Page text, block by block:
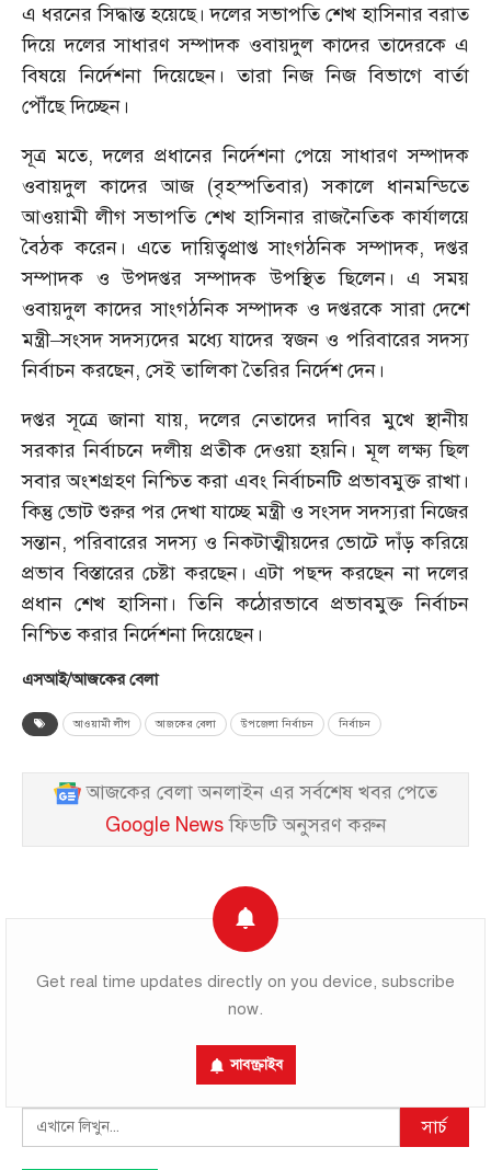
এ ধরনের সিদ্ধান্ত হয়েছে। দলের সভাপতি শেখ হাসিনার বরাত
দিয়ে দলের সাধারণ সম্পাদক ওবায়দুল কাদের তাদেরকে এ
বিষয়ে নির্দেশনা দিয়েছেন। তারা নিজ নিজ বিভাগে বার্তা
পৌঁছে দিচ্ছেন।
সূত্র মতে, দলের প্রধানের নির্দেশনা পেয়ে সাধারণ সম্পাদক
ওবায়দুল কাদের আজ (বৃহস্পতিবার) সকালে ধানমন্ডিতে
আওয়ামী লীগ সভাপতি শেখ হাসিনার রাজনৈতিক কার্যালয়ে
বৈঠক করেন। এতে দায়িত্বপ্রাপ্ত সাংগঠনিক সম্পাদক, দপ্তর
সম্পাদক ও উপদপ্তর সম্পাদক উপস্থিত ছিলেন। এ সময়
ওবায়দুল কাদের সাংগঠনিক সম্পাদক ও দপ্তরকে সারা দেশে
মন্ত্রী–সংসদ সদস্যদের মধ্যে যাদের স্বজন ও পরিবারের সদস্য
নির্বাচন করছেন, সেই তালিকা তৈরির নির্দেশ দেন।
দপ্তর সূত্রে জানা যায়, দলের নেতাদের দাবির মুখে স্থানীয়
সরকার নির্বাচনে দলীয় প্রতীক দেওয়া হয়নি। মূল লক্ষ্য ছিল
সবার অংশগ্রহণ নিশ্চিত করা এবং নির্বাচনটি প্রভাবমুক্ত রাখা।
কিন্তু ভোট শুরুর পর দেখা যাচ্ছে মন্ত্রী ও সংসদ সদস্যরা নিজের
সন্তান, পরিবারের সদস্য ও নিকটাত্মীয়দের ভোটে দাঁড় করিয়ে
প্রভাব বিস্তারের চেষ্টা করছেন। এটা পছন্দ করছেন না দলের
প্রধান শেখ হাসিনা। তিনি কঠোরভাবে প্রভাবমুক্ত নির্বাচন
নিশ্চিত করার নির্দেশনা দিয়েছেন।
এসআই/আজকের বেলা
আওয়ামী লীগ আজকের বেলা উপজেলা নির্বাচন নির্বাচন
আজকের বেলা অনলাইন এর সর্বশেষ খবর পেতে
Google Newsফিডটি অনুসরণ করুন
Get real time updates directly on you device, subscribe
now.
সাবস্ক্রাইব
Search সার্চ